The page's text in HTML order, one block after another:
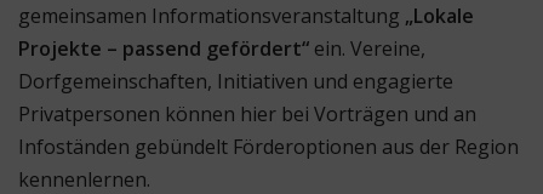
gemeinsamen Informationsveranstaltung „Lokale
Projekte – passend gefördert“ ein. Vereine,
Dorfgemeinschaften, Initiativen und engagierte
Privatpersonen können hier bei Vorträgen und an
Infoständen gebündelt Förderoptionen aus der Region
kennenlernen.